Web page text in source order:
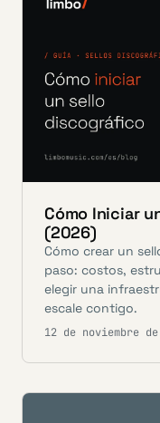
Cómo Iniciar
(2026)
Cómo crear un
paso: costos,
elegir una
escale contigo.
12 de noviembre